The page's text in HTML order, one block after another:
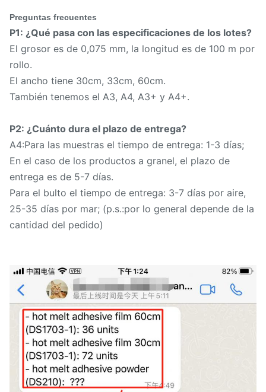
Preguntas frecuentes
P1: ¿Qué pasa con las especificaciones de los lotes?
El grosor es de 0,075 mm, la longitud es de 100 m por
rollo.
El ancho tiene 30cm, 33cm, 60cm.
También tenemos el A3, A4, A3+ y A4+.
P2: ¿Cuánto dura el plazo de entrega?
A4:Para las muestras el tiempo de entrega: 1-3 días;
En el caso de los productos a granel, el plazo de
entrega es de 5-7 días.
Para el bulto el tiempo de entrega: 3-7 días por aire,
25-35 días por mar; (p.s.:por lo general depende de la
cantidad del pedido)